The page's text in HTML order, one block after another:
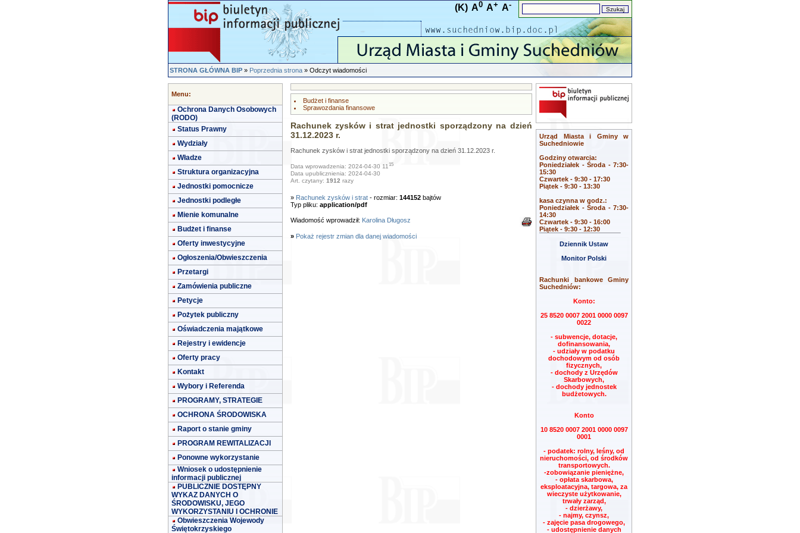
(K) A0 A+ A-
STRONA GŁÓWNA BIP»Poprzednia strona» Odczyt wiadomości
Menu:
Ochrona Danych Osobowych
(RODO)
Status Prawny
Wydziały
Władze
Struktura organizacyjna
Jednostki pomocnicze
Jednostki podległe
Mienie komunalne
Budżet i finanse
Oferty inwestycyjne
Ogłoszenia/Obwieszczenia
Przetargi
Zamówienia publiczne
Petycje
Pożytek publiczny
Oświadczenia majątkowe
Rejestry i ewidencje
Oferty pracy
Kontakt
Wybory i Referenda
PROGRAMY, STRATEGIE
OCHRONA ŚRODOWISKA
Raport o stanie gminy
PROGRAM REWITALIZACJI
Ponowne wykorzystanie
Wniosek o udostępnienie
informacji publicznej
PUBLICZNIE DOSTĘPNY
WYKAZ DANYCH O
ŚRODOWISKU, JEGO
WYKORZYSTANIU I OCHRONIE
Obwieszczenia Wojewody
Świętokrzyskiego
Budżet i finanse
Sprawozdania finansowe
Rachunek zysków i strat jednostki sporządzony na dzień
31.12.2023 r.
Rachunek zysków i strat jednostki sporządzony na dzień 31.12.2023 r.
Data wprowadzenia: 2024-04-30 1115
Data upublicznienia: 2024-04-30
Art. czytany: 1912 razy
» Rachunek zysków i strat - rozmiar: 144152bajtów
Typ pliku: application/pdf
Wiadomość wprowadził: Karolina Długosz
» Pokaż rejestr zmian dla danej wiadomości
Urząd Miasta i Gminy w
Suchedniowie
Godziny otwarcia:
Poniedziałek - Środa - 7:30-
15:30
Czwartek - 9:30 - 17:30
Piątek - 9:30 - 13:30
kasa czynna w godz.:
Poniedziałek - Środa - 7:30-
14:30
Czwartek - 9:30 - 16:00
Piątek - 9:30 - 12:30
Dziennik Ustaw
Monitor Polski
Rachunki bankowe Gminy
Suchedniów:
Konto:
25 8520 0007 2001 0000 0097
0022
- subwencje, dotacje,
dofinansowania,
- udziały w podatku
dochodowym od osób
fizycznych,
- dochody z Urzędów
Skarbowych,
- dochody jednostek
budżetowych.
Konto
10 8520 0007 2001 0000 0097
0001
- podatek: rolny, leśny, od
nieruchomości, od środków
transportowych.
-zobowiązanie pieniężne,
- opłata skarbowa,
eksploatacyjna, targowa, za
wieczyste użytkowanie,
trwały zarząd,
- dzierżawy,
- najmy, czynsz,
- zajęcie pasa drogowego,
- udostępnienie danych